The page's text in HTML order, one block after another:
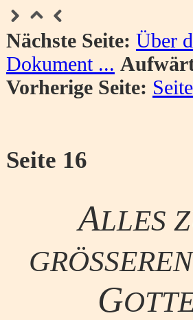
Nächste Seite: Über
Dokument ...
Vorherige Seite:
Seite 16
ALLES
G